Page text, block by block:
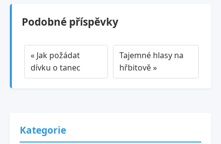
Podobné příspěvky
« Jak požádat
dívku o tanec
Tajemné hlasy na
hřbitově »
Kategorie